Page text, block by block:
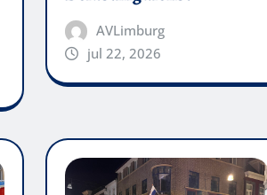
AVLimburg
jul 22, 2026